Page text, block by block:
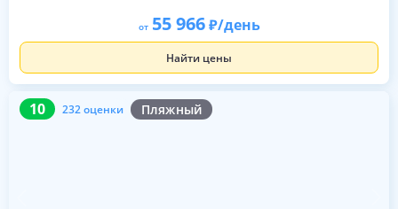
от 55 966 /день
Найти цены
10 232 оценки Пляжный
10 232 оценки